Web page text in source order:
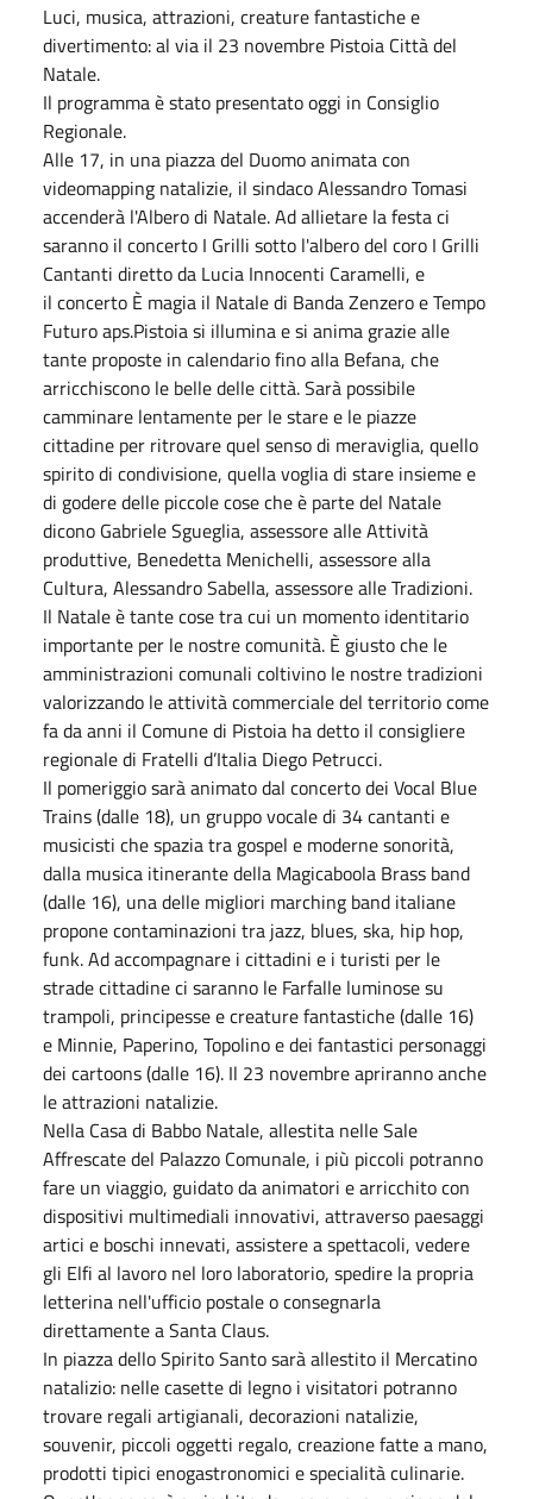
Luci, musica, attrazioni, creature fantastiche e
divertimento: al via il 23 novembre Pistoia Città del
Natale.
Il programma è stato presentato oggi in Consiglio
Regionale.
Alle 17, in una piazza del Duomo animata con
videomapping natalizie, il sindaco Alessandro Tomasi
accenderà l'Albero di Natale. Ad allietare la festa ci
saranno il concerto I Grilli sotto l'albero del coro I Grilli
Cantanti diretto da Lucia Innocenti Caramelli, e
il concerto È magia il Natale di Banda Zenzero e Tempo
Futuro aps.Pistoia si illumina e si anima grazie alle
tante proposte in calendario fino alla Befana, che
arricchiscono le belle delle città. Sarà possibile
camminare lentamente per le stare e le piazze
cittadine per ritrovare quel senso di meraviglia, quello
spirito di condivisione, quella voglia di stare insieme e
di godere delle piccole cose che è parte del Natale
dicono Gabriele Sgueglia, assessore alle Attività
produttive, Benedetta Menichelli, assessore alla
Cultura, Alessandro Sabella, assessore alle Tradizioni.
Il Natale è tante cose tra cui un momento identitario
importante per le nostre comunità. È giusto che le
amministrazioni comunali coltivino le nostre tradizioni
valorizzando le attività commerciale del territorio come
fa da anni il Comune di Pistoia ha detto il consigliere
regionale di Fratelli d’Italia Diego Petrucci.
Il pomeriggio sarà animato dal concerto dei Vocal Blue
Trains (dalle 18), un gruppo vocale di 34 cantanti e
musicisti che spazia tra gospel e moderne sonorità,
dalla musica itinerante della Magicaboola Brass band
(dalle 16), una delle migliori marching band italiane
propone contaminazioni tra jazz, blues, ska, hip hop,
funk. Ad accompagnare i cittadini e i turisti per le
strade cittadine ci saranno le Farfalle luminose su
trampoli, principesse e creature fantastiche (dalle 16)
e Minnie, Paperino, Topolino e dei fantastici personaggi
dei cartoons (dalle 16). Il 23 novembre apriranno anche
le attrazioni natalizie.
Nella Casa di Babbo Natale, allestita nelle Sale
Affrescate del Palazzo Comunale, i più piccoli potranno
fare un viaggio, guidato da animatori e arricchito con
dispositivi multimediali innovativi, attraverso paesaggi
artici e boschi innevati, assistere a spettacoli, vedere
gli Elfi al lavoro nel loro laboratorio, spedire la propria
letterina nell'ufficio postale o consegnarla
direttamente a Santa Claus.
In piazza dello Spirito Santo sarà allestito il Mercatino
natalizio: nelle casette di legno i visitatori potranno
trovare regali artigianali, decorazioni natalizie,
souvenir, piccoli oggetti regalo, creazione fatte a mano,
prodotti tipici enogastronomici e specialità culinarie.